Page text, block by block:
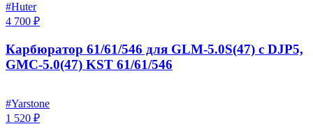
#Huter
4 700 ₽
Карбюратор 61/61/546 для GLM-5.0S(47) с DJP5,
GMC-5.0(47) KST 61/61/546
#Yarstone
1 520 ₽